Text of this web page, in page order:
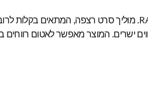
. מוליך סרט רצפה, המתאים בקלות